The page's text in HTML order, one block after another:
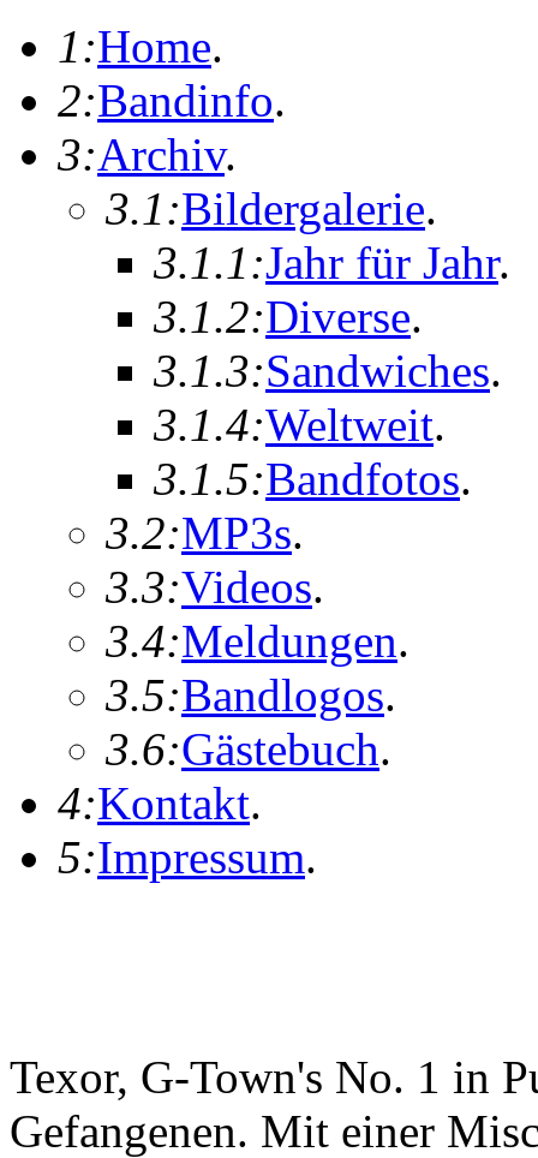
1:Home.
2:Bandinfo.
3:Archiv.
3.1:Bildergalerie.
3.1.1:Jahr für Jahr.
3.1.2:Diverse.
3.1.3:Sandwiches.
3.1.4:Weltweit.
3.1.5:Bandfotos.
3.2:MP3s.
3.3:Videos.
3.4:Meldungen.
3.5:Bandlogos.
3.6:Gästebuch.
4:Kontakt.
5:Impressum.
Texor, G-Town's No. 1 in
Gefangenen. Mit einer